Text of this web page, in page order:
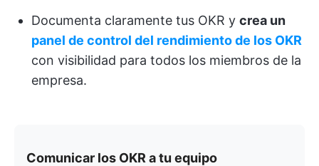
Documenta claramente tus OKR y crea un
panel de control del rendimiento de los OKR
con visibilidad para todos los miembros de la
empresa.
Comunicar los OKR a tu equipo